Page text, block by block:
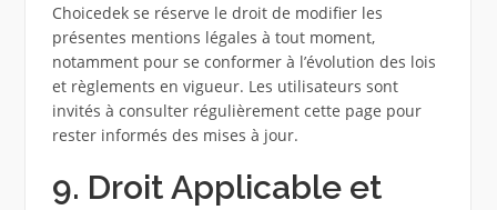
Choicedek se réserve le droit de modifier les
présentes mentions légales à tout moment,
notamment pour se conformer à l’évolution des lois
et règlements en vigueur. Les utilisateurs sont
invités à consulter régulièrement cette page pour
rester informés des mises à jour.
9. Droit Applicable et